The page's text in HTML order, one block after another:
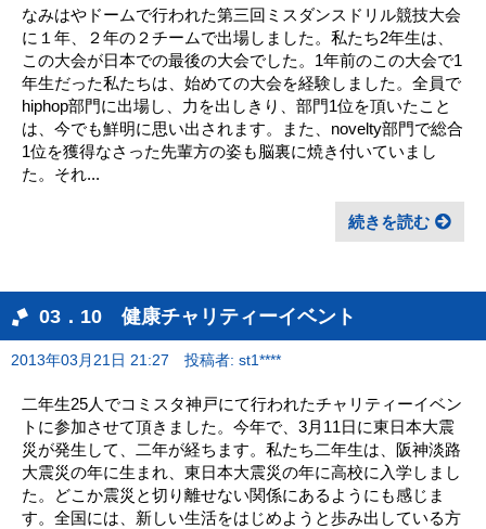
なみはやドームで行われた第三回ミスダンスドリル競技大会
に１年、２年の２チームで出場しました。私たち2年生は、
この大会が日本での最後の大会でした。1年前のこの大会で1
年生だった私たちは、始めての大会を経験しました。全員で
hiphop部門に出場し、力を出しきり、部門1位を頂いたこと
は、今でも鮮明に思い出されます。また、novelty部門で総合
1位を獲得なさった先輩方の姿も脳裏に焼き付いていまし
た。それ...
続きを読む
03．10 健康チャリティーイベント
2013年03月21日 21:27 投稿者: st1****
二年生25人でコミスタ神戸にて行われたチャリティーイベン
トに参加させて頂きました。今年で、3月11日に東日本大震
災が発生して、二年が経ちます。私たち二年生は、阪神淡路
大震災の年に生まれ、東日本大震災の年に高校に入学しまし
た。どこか震災と切り離せない関係にあるようにも感じま
す。全国には、新しい生活をはじめようと歩み出している方